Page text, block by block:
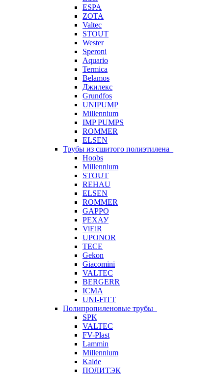
ESPA
ZOTA
Valtec
STOUT
Wester
Speroni
Aquario
Termica
Belamos
Джилекс
Grundfos
UNIPUMP
Millennium
IMP PUMPS
ROMMER
ELSEN
Трубы из сшитого полиэтилена
Hoobs
Millennium
STOUT
REHAU
ELSEN
ROMMER
GAPPO
РЕХАУ
ViEiR
UPONOR
TECE
Gekon
Giacomini
VALTEC
BERGERR
ICMA
UNI-FITT
Полипропиленовые трубы
SPK
VALTEC
FV-Plast
Lammin
Millennium
Kalde
ПОЛИТЭК